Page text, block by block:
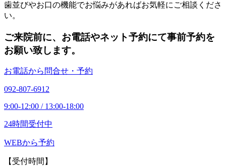
歯並びやお口の機能でお悩みがあればお気軽にご相談くださ
い。
ご来院前に、お電話やネット予約にて事前予約を
お願い致します。
お電話から問合せ・予約
092-807-6912
9:00-12:00 / 13:00-18:00
24時間受付中
WEBから予約
【受付時間】